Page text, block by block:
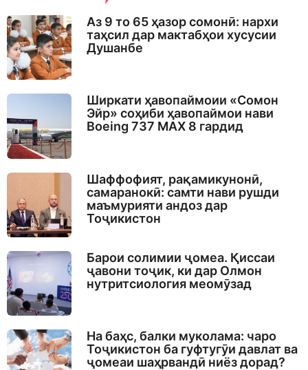
Аз 9 то 65 ҳазор сомонӣ: нархи
таҳсил дар мактабҳои хусусии
Душанбе
Ширкати ҳавопаймоии «Сомон
Эйр» соҳиби ҳавопаймои нави
Boeing 737 MAX 8 гардид
Шаффофият, рақамикунонӣ,
самаранокӣ: самти нави рушди
маъмурияти андоз дар
Тоҷикистон
Барои солимии ҷомеа. Қиссаи
ҷавони тоҷик, ки дар Олмон
нутритсиология меомӯзад
На баҳс, балки муколама: чаро
Тоҷикистон ба гуфтугӯи давлат ва
ҷомеаи шаҳрвандӣ ниёз дорад?